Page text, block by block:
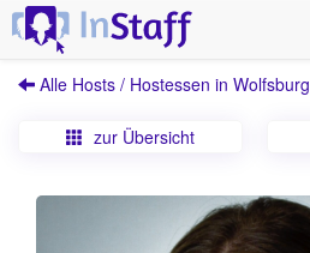
Alle Hosts / Hostessen in Wolfsburg
zur Übersicht